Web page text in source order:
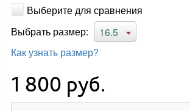
Выберите для сравнения
Выбрать размер:
16.5
Как узнать размер?
1 800 руб.